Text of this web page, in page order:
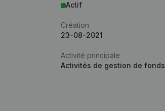
Actif
Création
23-08-2021
Activité principale
Activités de gestion de fonds